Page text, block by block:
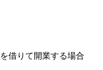
借りて開業する場合